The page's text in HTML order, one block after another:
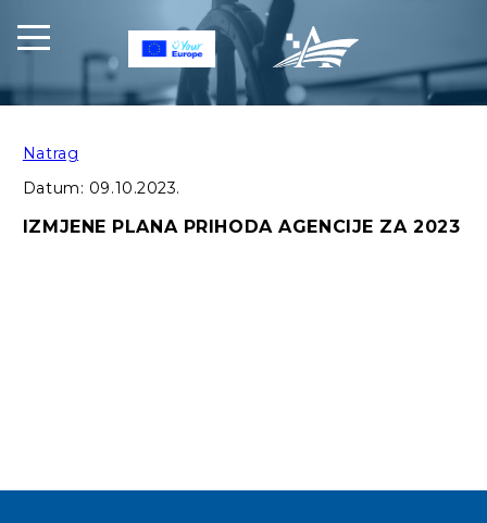
Natrag
Datum: 09.10.2023.
IZMJENE PLANA PRIHODA AGENCIJE ZA 2023